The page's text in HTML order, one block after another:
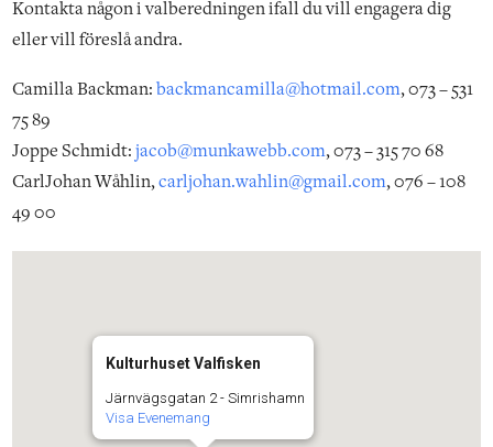
Kontakta någon i valberedningen ifall du vill engagera dig
eller vill föreslå andra.
Camilla Backman: backmancamilla@hotmail.com, 073 – 531
75 89
Joppe Schmidt:jacob@munkawebb.com, 073 – 315 70 68
CarlJohan Wåhlin,carljohan.wahlin@gmail.com, 076 – 108
49 00
Kulturhuset Valfisken
Järnvägsgatan 2 - Simrishamn
Visa Evenemang